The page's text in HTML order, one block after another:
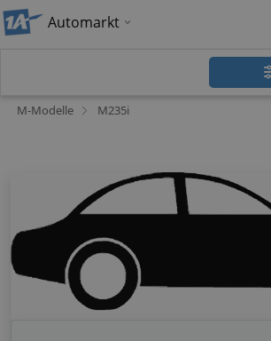
Automarkt
M-Modelle M235i